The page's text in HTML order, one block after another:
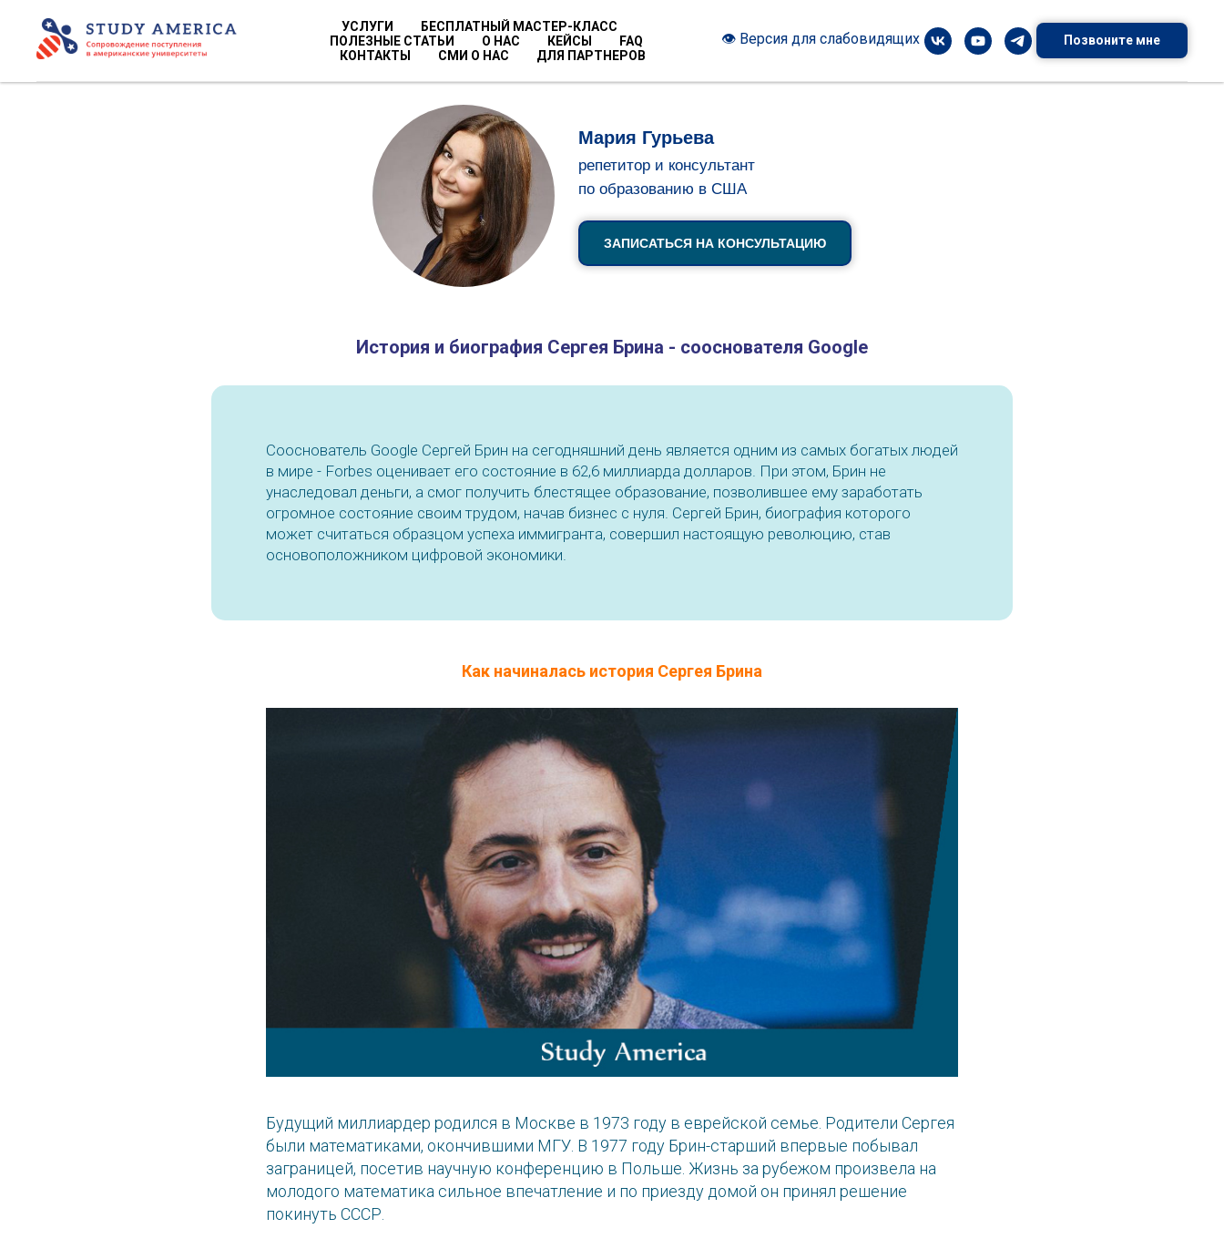
УСЛУГИ
БЕСПЛАТНЫЙ МАСТЕР-КЛАСС
ПОЛЕЗНЫЕ СТАТЬИ
О НАС КЕЙСЫ
FAQ
КОНТАКТЫ
СМИ О НАС ДЛЯ ПАРТНЕРОВ
👁 Версия для слабовидящих Позвоните мне
Мария Гурьева
репетитор и консультант
по образованию в США
ЗАПИСАТЬСЯ НА КОНСУЛЬТАЦИЮ
История и биография Сергея Брина - сооснователя Google
Сооснователь Google Сергей Брин на сегодняшний день является одним из самых богатых людей
в мире - Forbes оценивает его состояние в 62,6 миллиарда долларов. При этом, Брин не
унаследовал деньги, а смог получить блестящее образование, позволившее ему заработать
огромное состояние своим трудом, начав бизнес с нуля. Сергей Брин, биография которого
может считаться образцом успеха иммигранта, совершил настоящую революцию, став
основоположником цифровой экономики.
Как начиналась история Сергея Брина
Будущий миллиардер родился в Москве в 1973 году в еврейской семье. Родители Сергея
были математиками, окончившими МГУ. В 1977 году Брин-старший впервые побывал
заграницей, посетив научную конференцию в Польше. Жизнь за рубежом произвела на
молодого математика сильное впечатление и по приезду домой он принял решение
покинуть СССР.